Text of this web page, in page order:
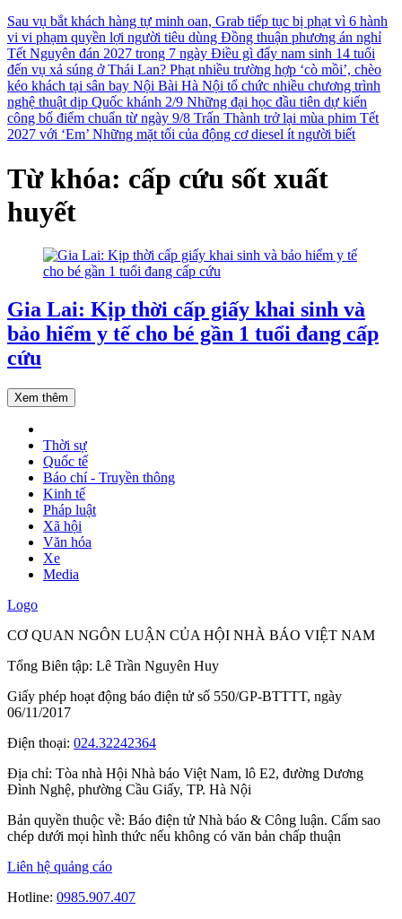
Sau vụ bắt khách hàng tự minh oan, Grab tiếp tục bị phạt vì 6 hành
vi vi phạm quyền lợi người tiêu dùng Đồng thuận phương án nghỉ
Tết Nguyên đán 2027 trong 7 ngày Điều gì đẩy nam sinh 14 tuổi
đến vụ xả súng ở Thái Lan? Phạt nhiều trường hợp ‘cò mồi’, chèo
kéo khách tại sân bay Nội Bài Hà Nội tổ chức nhiều chương trình
nghệ thuật dịp Quốc khánh 2/9 Những đại học đầu tiên dự kiến
công bố điểm chuẩn từ ngày 9/8 Trấn Thành trở lại mùa phim Tết
2027 với ‘Em’ Những mặt tối của động cơ diesel ít người biết
Từ khóa: cấp cứu sốt xuất
huyết
Gia Lai: Kịp thời cấp giấy khai sinh và
bảo hiểm y tế cho bé gần 1 tuổi đang cấp
cứu
Xem thêm
Thời sự
Quốc tế
Báo chí - Truyền thông
Kinh tế
Pháp luật
Xã hội
Văn hóa
Xe
Media
Logo
CƠ QUAN NGÔN LUẬN CỦA HỘI NHÀ BÁO VIỆT NAM
Tổng Biên tập: Lê Trần Nguyên Huy
Giấy phép hoạt động báo điện tử số 550/GP-BTTTT, ngày
06/11/2017
Điện thoại: 024.32242364
Địa chỉ: Tòa nhà Hội Nhà báo Việt Nam, lô E2, đường Dương
Đình Nghệ, phường Cầu Giấy, TP. Hà Nội
Bản quyền thuộc về: Báo điện tử Nhà báo & Công luận. Cấm sao
chép dưới mọi hình thức nếu không có văn bản chấp thuận
Liên hệ quảng cáo
Hotline: 0985.907.407